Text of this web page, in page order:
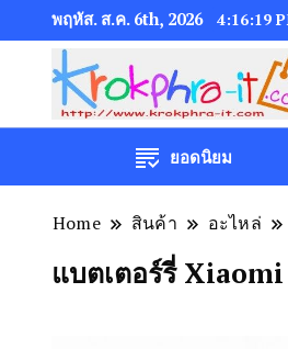
พฤหัส. ส.ค. 6th, 2026 4:16:20
ยอดนิยม
Home สินค้า อะไหล่
แบตเตอร์รี่